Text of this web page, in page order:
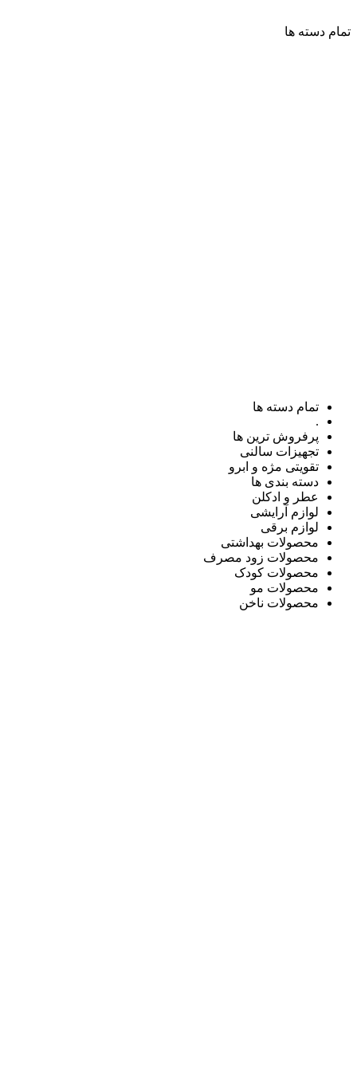
تمام دسته ها
تمام دسته ها
.
پرفروش ترین ها
تجهیزات سالنی
تقویتی مژه و ابرو
دسته بندی ها
عطر و ادکلن
لوازم آرایشی
لوازم برقی
محصولات بهداشتی
محصولات زود مصرف
محصولات کودک
محصولات مو
محصولات ناخن